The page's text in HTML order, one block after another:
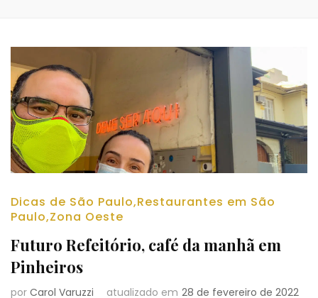
Dicas de São Paulo,Restaurantes em São
Paulo,Zona Oeste
Futuro Refeitório, café da manhã em
Pinheiros
por Carol Varuzzi atualizado em 28 de fevereiro de 2022